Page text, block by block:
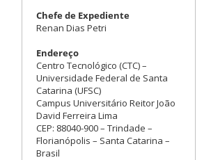
Chefe de Expediente
Renan Dias Petri
Endereço
Centro Tecnológico (CTC) –
Universidade Federal de Santa
Catarina (UFSC)
Campus Universitário Reitor João
David Ferreira Lima
CEP: 88040-900 – Trindade –
Florianópolis – Santa Catarina –
Brasil